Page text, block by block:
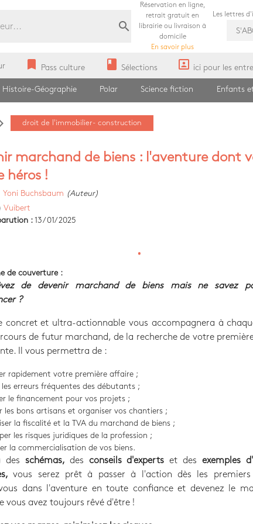
search
Réservation en ligne,
retrait gratuit en
librairie ou livraison à
domicile
En savoir plus
Les lettres
bookmark Pass culture book Sélections portrait ici pour les
Histoire-Géographie Polar Science fiction Enfants
droit de l'immobilier- construction
marchand de biens : l'aventure dont
héros !
Yoni Buchsbaum (Auteur)
Vuibert
: 13/01/2025
de couverture :
de devenir marchand de biens mais ne savez
?
concret et ultra-actionnable vous accompagnera à
de futur marchand, de la recherche de votre
Il vous permettra de :
rapidement votre première affaire ;
erreurs fréquentes des débutants ;
le financement pour vos projets ;
les bons artisans et organiser vos chantiers ;
la fiscalité et la TVA du marchand de biens ;
les risques juridiques de la profession ;
la commercialisation de vos biens.
des schémas, des conseils d'expertset desexemples
vous serez prêt à passer à l'action dès les premiers
vous dans l'aventure en toute confiance et devenez le
vous avez toujours rêvé d'être !